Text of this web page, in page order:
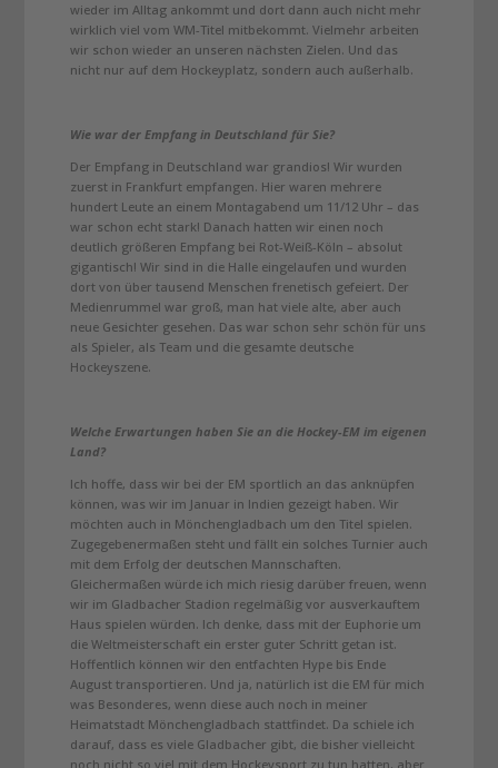
wieder im Alltag ankommt und dort dann auch nicht mehr
wirklich viel vom WM-Titel mitbekommt. Vielmehr arbeiten
wir schon wieder an unseren nächsten Zielen. Und das
nicht nur auf dem Hockeyplatz, sondern auch außerhalb.
Wie war der Empfang in Deutschland für Sie?
Der Empfang in Deutschland war grandios! Wir wurden
zuerst in Frankfurt empfangen. Hier waren mehrere
hundert Leute an einem Montagabend um 11/12 Uhr – das
war schon echt stark! Danach hatten wir einen noch
deutlich größeren Empfang bei Rot-Weiß-Köln – absolut
gigantisch! Wir sind in die Halle eingelaufen und wurden
dort von über tausend Menschen frenetisch gefeiert. Der
Medienrummel war groß, man hat viele alte, aber auch
neue Gesichter gesehen. Das war schon sehr schön für uns
als Spieler, als Team und die gesamte deutsche
Hockeyszene.
Welche Erwartungen haben Sie an die Hockey-EM im eigenen
Land?
Ich hoffe, dass wir bei der EM sportlich an das anknüpfen
können, was wir im Januar in Indien gezeigt haben. Wir
möchten auch in Mönchengladbach um den Titel spielen.
Zugegebenermaßen steht und fällt ein solches Turnier auch
mit dem Erfolg der deutschen Mannschaften.
Gleichermaßen würde ich mich riesig darüber freuen, wenn
wir im Gladbacher Stadion regelmäßig vor ausverkauftem
Haus spielen würden. Ich denke, dass mit der Euphorie um
die Weltmeisterschaft ein erster guter Schritt getan ist.
Hoffentlich können wir den entfachten Hype bis Ende
August transportieren. Und ja, natürlich ist die EM für mich
was Besonderes, wenn diese auch noch in meiner
Heimatstadt Mönchengladbach stattfindet. Da schiele ich
darauf, dass es viele Gladbacher gibt, die bisher vielleicht
noch nicht so viel mit dem Hockeysport zu tun hatten, aber